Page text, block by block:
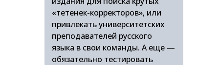
видеть ошибки и в целом
определять уровень текста, давать
грамотные ТЗ, редакторские правки
и уметь настраивать ton of voice во
всей письменной коммуникации.
«тетенек-корректоров», или
привлекать университетских
преподавателей русского
языка в свои команды. А еще —
обязательно тестировать